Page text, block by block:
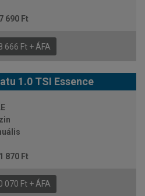
690 Ft
666 Ft + ÁFA
1.0 TSI Essence
870 Ft
070 Ft + ÁFA